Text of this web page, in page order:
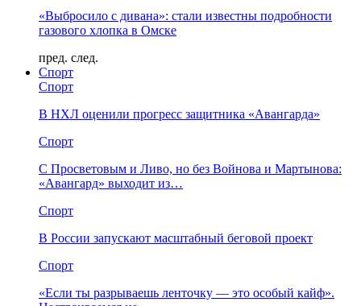
«Выбросило с дивана»: стали известны подробности
газового хлопка в Омске
пред. след.
Спорт
Спорт
В НХЛ оценили прогресс защитника «Авангарда»
Спорт
С Просветовым и Ливо, но без Войнова и Мартынова:
«Авангард» выходит из…
Спорт
В России запускают масштабный беговой проект
Спорт
«Если ты разрываешь ленточку — это особый кайф».